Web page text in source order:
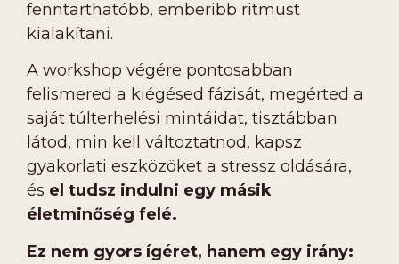
fenntarthatóbb, emberibb ritmust
kialakítani.
A workshop végére pontosabban
felismered a kiégésed fázisát, megérted a
saját túlterhelési mintáidat, tisztábban
látod, min kell változtatnod, kapsz
gyakorlati eszközöket a stressz oldására,
és el tudsz indulni egy másik
életminőség felé.
Ez nem gyors ígéret, hanem egy irány: